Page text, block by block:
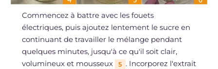
Commencez à battre avec les fouets
électriques, puis ajoutez lentement le sucre en
continuant de travailler le mélange pendant
quelques minutes, jusqu'à ce qu'il soit clair,
volumineux et mousseux
5 . Incorporez l'extrait